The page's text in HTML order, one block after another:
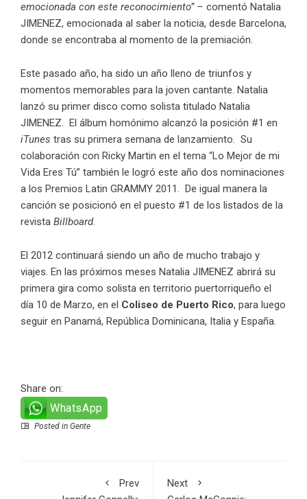
emocionada con este reconocimiento” – comentó Natalia
JIMENEZ, emocionada al saber la noticia, desde Barcelona,
donde se encontraba al momento de la premiación.
Este pasado año, ha sido un año lleno de triunfos y
momentos memorables para la joven cantante. Natalia
lanzó su primer disco como solista titulado Natalia
JIMENEZ. El álbum homónimo alcanzó la posición #1 en
iTunes tras su primera semana de lanzamiento. Su
colaboración con Ricky Martin en el tema “Lo Mejor de mi
Vida Eres Tú” también le logró este año dos nominaciones
a los Premios Latin GRAMMY 2011. De igual manera la
canción se posicionó en el puesto #1 de los listados de la
revista Billboard.
El 2012 continuará siendo un año de mucho trabajo y
viajes. En las próximos meses Natalia JIMENEZ abrirá su
primera gira como solista en territorio puertorriqueño el
día 10 de Marzo, en el Coliseo de Puerto Rico, para luego
seguir en Panamá, República Dominicana, Italia y España.
Share on:
WhatsApp
Posted in Gente
Prev
Next